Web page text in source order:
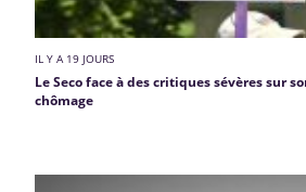
IL Y A 19 JOURS
Le Seco face à des critiques sévères sur
chômage